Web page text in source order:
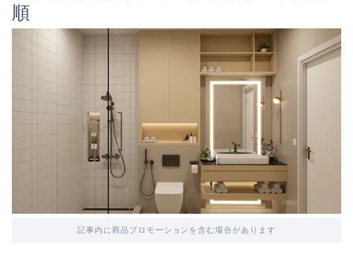
順
記事内に商品プロモーションを含む場合があります